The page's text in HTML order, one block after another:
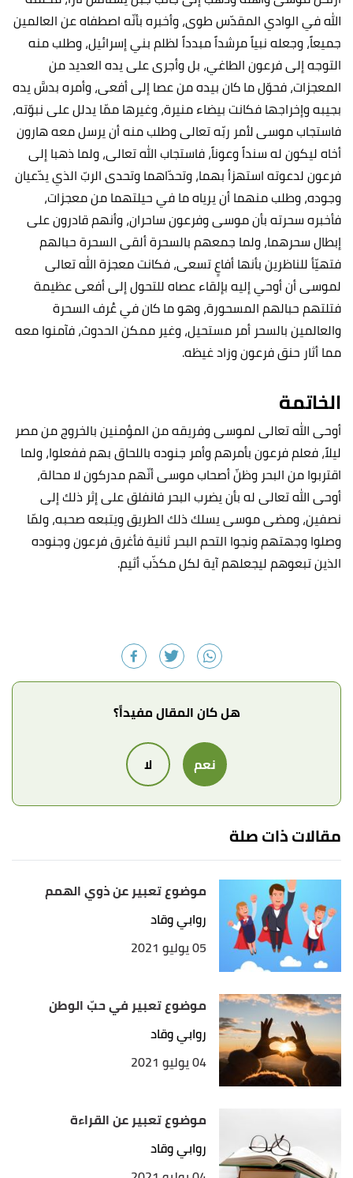
الله في الوادي المقدّس طوى، وأخبره بأنّه اصطفاه عن العالمين
جميعاً، وجعله نبياً مرشداً مبدداً لظلم بني إسرائيل، وطلب منه
التوجه إلى فرعون الطاغي، بل وأجرى على يده العديد من
المعجزات، فحوّل ما كان بيده من عصا إلى أفعى، وأمره بدسَّ يده
بجيبه وإخراجها فكانت بيضاء منيرة، وغيرها ممّا يدلل على نبوّته،
فاستجاب موسى لأمر ربّه تعالى وطلب منه أن يرسل معه هارون
أخاه ليكون له سنداً وعوناً، فاستجاب الله تعالى، ولما ذهبا إلى
فرعون لدعوته استهزأ بهما، وتحدّاهما وتحدى الربّ الذي يدّعيان
وجوده، وطلب منهما أن يرياه ما في حيلتهما من معجزات،
فأخبره سحرته بأن موسى وفرعون ساحران، وأنهم قادرون على
إبطال سحرهما، ولما جمعهم بالسحرة ألقى السحرة حبالهم
فتهيّأ للناظرين بأنها أفاعٍ تسعى، فكانت معجزة الله تعالى
لموسى أن أوحي إليه بإلقاء عصاه للتحول إلى أفعى عظيمة
فتلتهم حبالهم المسحورة، وهو ما كان في عُرف السحرة
والعالمين بالسحر أمر مستحيل، وغير ممكن الحدوث، فآمنوا معه
مما أثار حنق فرعون وزاد غيظه.
الخاتمة
أوحى الله تعالى لموسى وفريقه من المؤمنين بالخروج من مصر
ليلاً، فعلم فرعون بأمرهم وأمر جنوده باللحاق بهم ففعلوا، ولما
اقتربوا من البحر وظنّ أصحاب موسى أنّهم مدركون لا محالة،
أوحى الله تعالى له بأن يضرب البحر فانفلق على إثر ذلك إلى
نصفين، ومضى موسى يسلك ذلك الطريق ويتبعه صحبه، ولمّا
وصلوا وجهتهم ونجوا التحم البحر ثانية فأغرق فرعون وجنوده
الذين تبعوهم ليجعلهم آية لكل مكذّب أثيم.
هل كان المقال مفيداً؟
نعم لا
مقالات ذات صلة
موضوع تعبير عن ذوي الهمم
روابي وقاد
05 يوليو 2021
موضوع تعبير في حبّ الوطن
روابي وقاد
04 يوليو 2021
موضوع تعبير عن القراءة
روابي وقاد